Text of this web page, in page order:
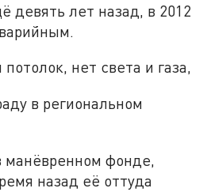
девять лет назад, в 2012
нет света и газа,
в региональном
манёвренном фонде,
назад её оттуда